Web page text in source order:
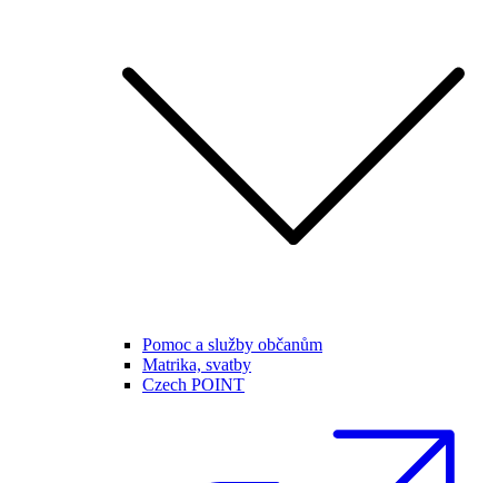
Pomoc a služby občanům
Matrika, svatby
Czech POINT